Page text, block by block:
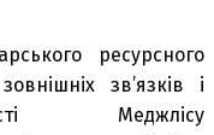
ресурсного
зв’язків і
Меджлісу